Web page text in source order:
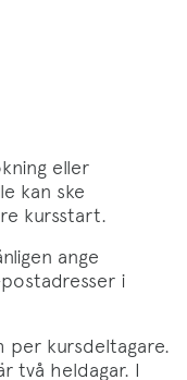
eller
kan ske
kursstart.
ange
i
per kursdeltagare.
två heldagar. I